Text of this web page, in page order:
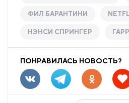
ФИЛ БАРАНТИНИ
НЭНСИ СПРИНГЕР
ПОНРАВИЛАСЬ НОВОСТЬ?